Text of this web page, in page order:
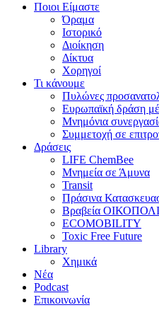
Ποιοι Είμαστε
Όραμα
Ιστορικό
Διοίκηση
Δίκτυα
Χορηγοί
Τι κάνουμε
Πυλώνες
Ευρωπαϊκή δράση
Μνημόνια
Συμμετοχή σε
Δράσεις
LIFE ChemBee
Μνημεία σε Άμυνα
Transit
Πράσινα
Βραβεία
ECOMOBILITY
Toxic Free Future
Library
Χημικά
Νέα
Podcast
Επικοινωνία